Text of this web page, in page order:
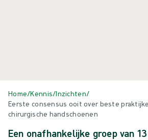
Home/Kennis/Inzichten/
Eerste consensus ooit over beste
chirurgische handschoenen
Een onafhankelijke groep van